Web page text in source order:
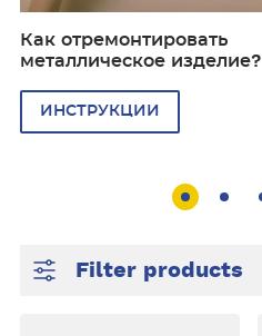
и
и
Как отремонтировать
металлическое изделие?
ИНСТРУКЦИИ
Filter products